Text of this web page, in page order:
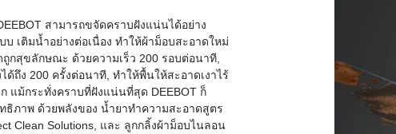
สามารถขจัดคราบฝังแน่นได้อย่าง
บ เติมน้ำอย่างต่อเนื่อง ทำให้ผ้าม็อบสะอาดใหม่
กสุขลักษณะ ด้วยความเร็ว 200 รอบต่อนาที,
ด้ถึง 200 ครั้งต่อนาที, ทำให้พื้นให้สะอาดเงาไร้
แม้กระทั่งคราบที่ฝังแน่นที่สุด DEEBOT ก็
ธิภาพ ด้วยพลังของ น้ำยาทำความสะอาดสูตร
Clean Solutions, และ ลูกกลิ้งผ้าม็อบไนลอน